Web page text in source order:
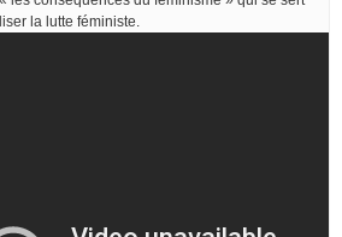
la lutte féministe.